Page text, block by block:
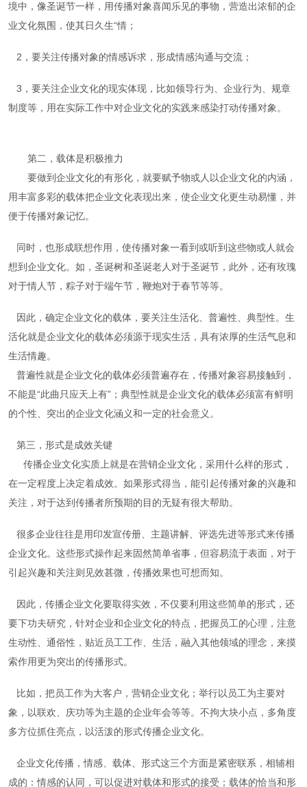
境中，像圣诞节一样，用传播对象喜闻乐见的事物，营造出浓郁的企
业文化氛围，使其日久生“情；
2，要关注传播对象的情感诉求，形成情感沟通与交流；
3，要关注企业文化的现实体现，比如领导行为、企业行为、规章
制度等，用在实际工作中对企业文化的实践来感染打动传播对象。
第二，载体是积极推力
要做到企业文化的有形化，就要赋予物或人以企业文化的内涵，
用丰富多彩的载体把企业文化表现出来，使企业文化更生动易懂，并
便于传播对象记忆。
同时，也形成联想作用，使传播对象一看到或听到这些物或人就会
想到企业文化。如，圣诞树和圣诞老人对于圣诞节，此外，还有玫瑰
对于情人节，粽子对于端午节，鞭炮对于春节等等。
因此，确定企业文化的载体，要关注生活化、普遍性、典型性。生
活化就是企业文化的载体必须源于现实生活，具有浓厚的生活气息和
生活情趣。
普遍性就是企业文化的载体必须普遍存在，传播对象容易接触到，
不能是“此曲只应天上有”；典型性就是企业文化的载体必须富有鲜明
的个性、突出的企业文化涵义和一定的社会意义。
第三，形式是成效关键
传播企业文化实质上就是在营销企业文化，采用什么样的形式，
在一定程度上决定着成效。如果形式得当，能引起传播对象的兴趣和
关注，对于达到传播者所预期的目的无疑有很大帮助。
很多企业往往是用印发宣传册、主题讲解、评选先进等形式来传播
企业文化。这些形式操作起来固然简单省事，但容易流于表面，对于
引起兴趣和关注则见效甚微，传播效果也可想而知。
因此，传播企业文化要取得实效，不仅要利用这些简单的形式，还
要下功夫研究，针对企业和企业文化的特点，把握员工的心理，注意
生动性、通俗性，贴近员工工作、生活，融入其他领域的理念，来摸
索作用更为突出的传播形式。
比如，把员工作为大客户，营销企业文化；举行以员工为主要对
象，以联欢、庆功等为主题的企业年会等等。不拘大块小点，多角度
多方位抓住亮点，以活泼的形式传播企业文化。
企业文化传播，情感、载体、形式这三个方面是紧密联系，相辅相
成的：情感的认同，可以促进对载体和形式的接受；载体的恰当和形